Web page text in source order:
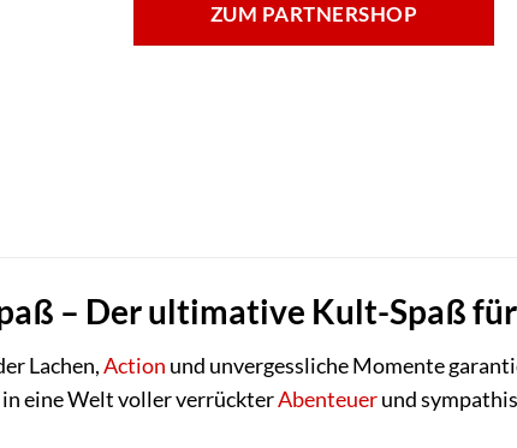
ZUM PARTNERSHOP
– Der ultimative Kult-Spaß
Lachen,Action und unvergessliche Momente
eine Welt voller verrückterAbenteuerund